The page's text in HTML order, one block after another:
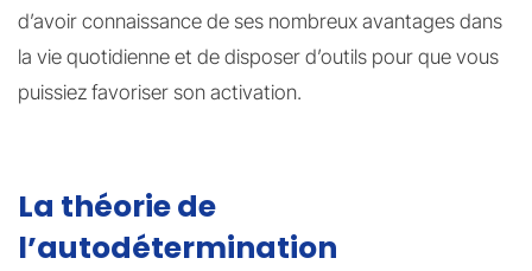
d’avoir connaissance de ses nombreux avantages dans
la vie quotidienne et de disposer d’outils pour que vous
puissiez favoriser son activation.
La théorie de
l’autodétermination